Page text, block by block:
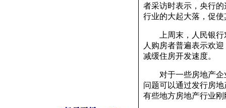
者采访时表示，央行
行业的大起大落，促
上周末，人民银行
人购房者普遍表示欢
减缓住房开发速度。
对于一些房地产企
问题可以通过发行房
有些地方房地产行业